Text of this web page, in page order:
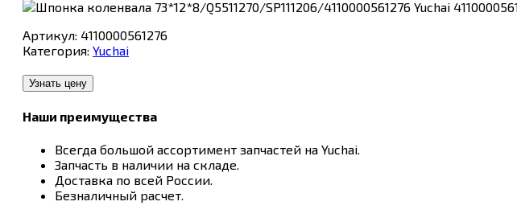
Артикул: 4110000561276
Категория: Yuchai
Узнать цену
Наши преимущества
Всегда большой ассортимент запчастей на Yuchai.
Запчасть в наличии на складе.
Доставка по всей России.
Безналичный расчет.